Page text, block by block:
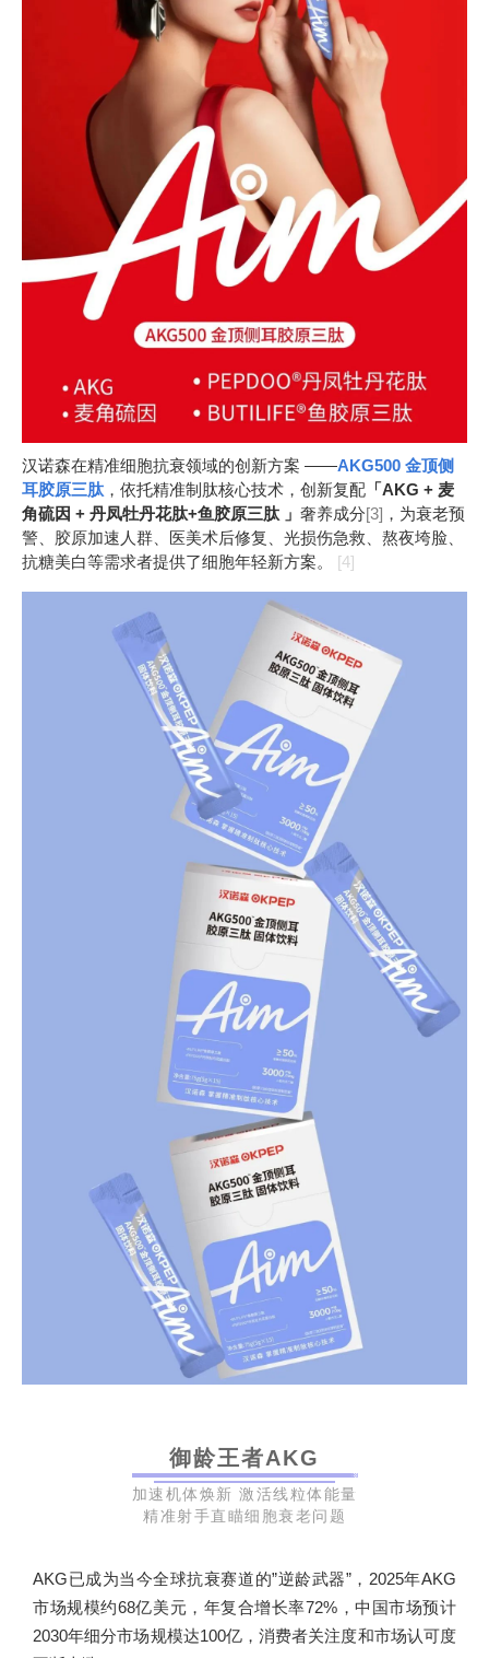
汉诺森在精准细胞抗衰领域的创新方案 ——AKG500 金顶侧
耳胶原三肽 ，依托精准制肽核心技术，创新复配 「AKG + 麦
角硫因 + 丹凤牡丹花肽+鱼胶原三肽 」 奢养成分[3] ，为衰老预
警、胶原加速人群、医美术后修复、光损伤急救、熬夜垮脸、
抗糖美白等需求者提供了细胞年轻新方案。 [4]
御龄王者AKG
加速机体焕新 激活线粒体能量
精准射手直瞄细胞衰老问题
AKG已成为当今全球抗衰赛道的”逆龄武器”，2025年AKG
市场规模约68亿美元，年复合增长率72%，中国市场预计
2030年细分市场规模达100亿，消费者关注度和市场认可度